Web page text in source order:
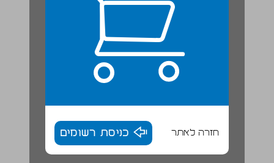
חזרה לאתר כניסת רשומים